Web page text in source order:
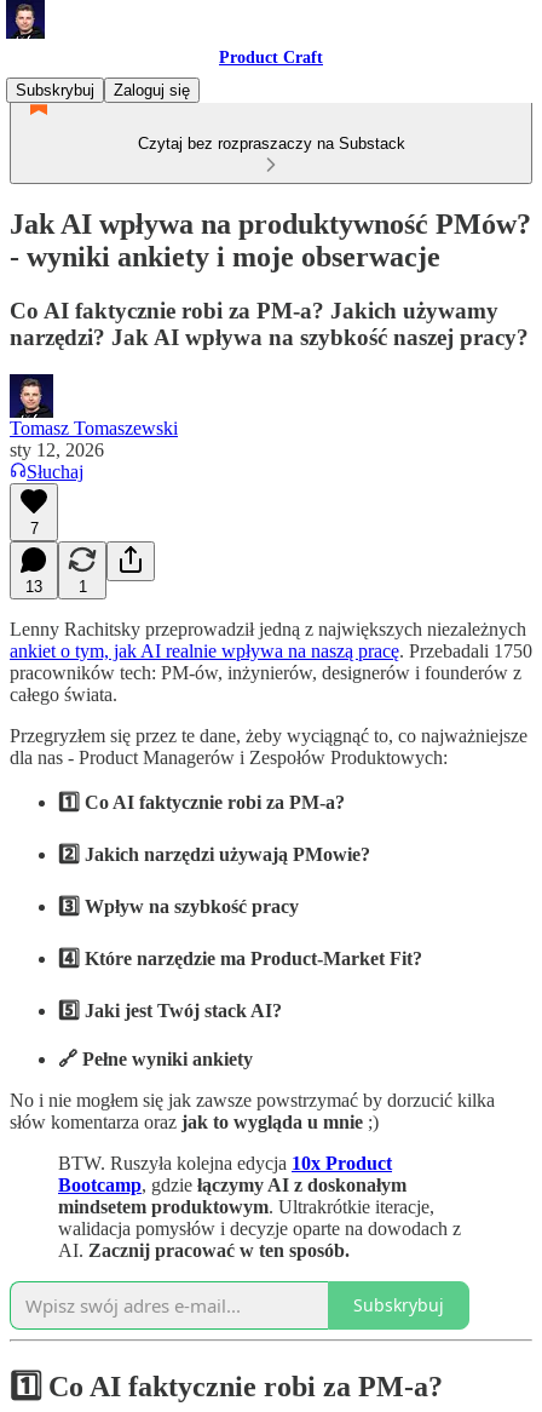
Product Craft
Subskrybuj
Zaloguj się
Czytaj bez rozpraszaczy na Substack
Jak AI wpływa na produktywność PMów?
- wyniki ankiety i moje obserwacje
Co AI faktycznie robi za PM-a? Jakich używamy
narzędzi? Jak AI wpływa na szybkość naszej pracy?
Tomasz Tomaszewski
sty 12, 2026
Słuchaj
7
13 1
Lenny Rachitsky przeprowadził jedną z największych niezależnych
ankiet o tym, jak AI realnie wpływa na naszą pracę. Przebadali 1750
pracowników tech: PM-ów, inżynierów, designerów i founderów z
całego świata.
Przegryzłem się przez te dane, żeby wyciągnąć to, co najważniejsze
dla nas - Product Managerów i Zespołów Produktowych:
1️⃣ Co AI faktycznie robi za PM-a?
2️⃣ Jakich narzędzi używają PMowie?
3️⃣ Wpływ na szybkość pracy
4️⃣ Które narzędzie ma Product-Market Fit?
5️⃣ Jaki jest Twój stack AI?
🔗 Pełne wyniki ankiety
No i nie mogłem się jak zawsze powstrzymać by dorzucić kilka
słów komentarza oraz jak to wygląda u mnie ;)
BTW. Ruszyła kolejna edycja 10x Product
Bootcamp, gdzie łączymy AI z doskonałym
mindsetem produktowym. Ultrakrótkie iteracje,
walidacja pomysłów i decyzje oparte na dowodach z
AI. Zacznij pracować w ten sposób.
Subskrybuj
1️⃣ Co AI faktycznie robi za PM-a?